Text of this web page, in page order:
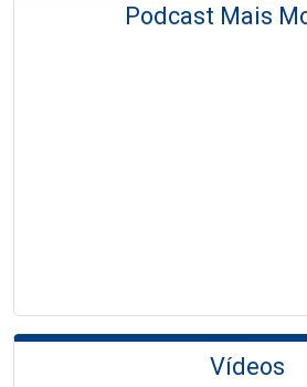
Podcast Mais
Vídeos